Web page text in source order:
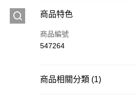
付款方式
信用卡
商品特色
商品編號
547264
商品相關分類 (1)